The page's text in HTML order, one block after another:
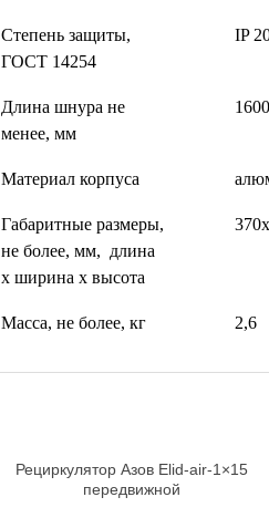
Степень защиты,
ГОСТ 14254
IP
Длина шнура не
менее, мм
1600
Материал корпуса
Габаритные размеры,
не более, мм, длина
х ширина х высота
Масса, не более, кг 2,6
Рециркулятор Азов Elid-air-1×15
передвижной